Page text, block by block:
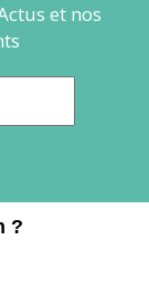
et nos
?